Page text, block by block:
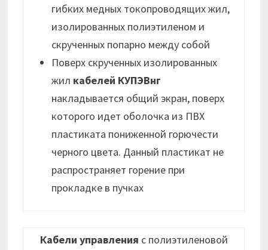
гибких медных токопроводящих жил,
изолированных полиэтиленом и
скрученных попарно между собой
Поверх скрученных изолированных
жил кабелей КУПЭВнг
накладывается общий экран, поверх
которого идет оболочка из ПВХ
пластиката пониженной горючести
черного цвета. Данный пластикат не
распространяет горение при
прокладке в пучках
Кабели управления с полиэтиленовой